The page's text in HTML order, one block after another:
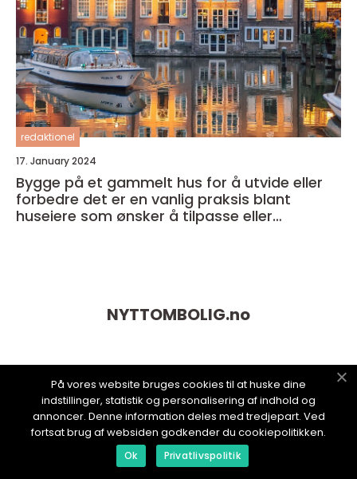
redaktionel
17. January 2024
Bygge på et gammelt hus for å utvide eller
forbedre det er en vanlig praksis blant
huseiere som ønsker å tilpasse eller
NYTTOMBOLIG.no
På vores website bruges cookies til at huske dine
indstillinger, statistik og personalisering af indhold og
annoncer. Denne information deles med tredjepart. Ved
fortsat brug af websiden godkender du cookiepolitikken.
Ok Privatlivspolitik